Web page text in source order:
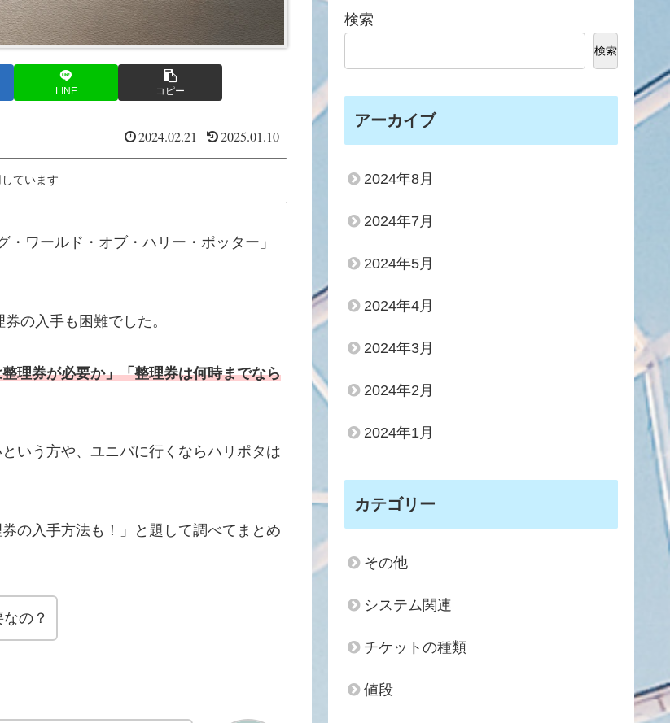
LINE コピー
2024.02.21 2025.01.10
ています
ワールド・オブ・ハリー・ポッター」
の入手も困難でした。
理券が必要か」「整理券は何時までなら
いう方や、ユニバに行くならハリポタは
の入手方法も！」と題して調べてまとめ
の？
検索
検索
アーカイブ
2024年8月
2024年7月
2024年5月
2024年4月
2024年3月
2024年2月
2024年1月
カテゴリー
その他
システム関連
チケットの種類
値段